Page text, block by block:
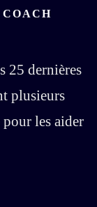
25 dernières
plusieurs
les aider